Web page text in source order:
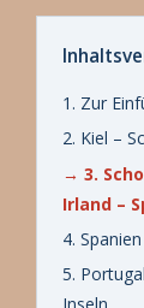
1. Zur
2. Kiel –
→ 3.
Irland –
4.
5.